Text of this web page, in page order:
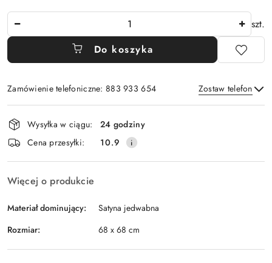
szt.
Do koszyka
Zamówienie telefoniczne: 883 933 654 Zostaw telefon
Wyślij
Dostępność
i
dostawa
Wysyłka w ciągu:
24 godziny
Cena przesyłki:
10.9
Więcej o produkcie
Materiał dominujący:
Satyna jedwabna
Rozmiar:
68 x 68 cm